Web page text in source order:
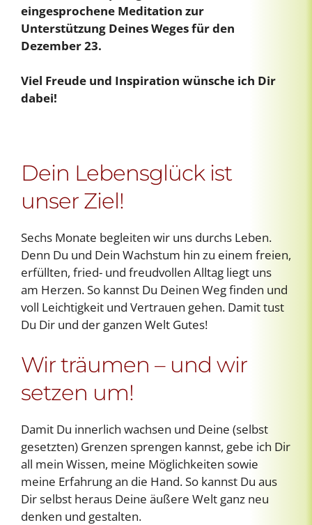
eingesprochene Meditation zur
Unterstützung Deines Weges für den
Dezember 23.
Viel Freude und Inspiration wünsche ich Dir
dabei!
Dein Lebensglück ist
unser Ziel!
Sechs Monate begleiten wir uns durchs Leben.
Denn Du und Dein Wachstum hin zu einem freien,
erfüllten, fried- und freudvollen Alltag liegt uns
am Herzen. So kannst Du Deinen Weg finden und
voll Leichtigkeit und Vertrauen gehen. Damit tust
Du Dir und der ganzen Welt Gutes!
Wir träumen – und wir
setzen um!
Damit Du innerlich wachsen und Deine (selbst
gesetzten) Grenzen sprengen kannst, gebe ich Dir
all mein Wissen, meine Möglichkeiten sowie
meine Erfahrung an die Hand. So kannst Du aus
Dir selbst heraus Deine äußere Welt ganz neu
denken und gestalten.